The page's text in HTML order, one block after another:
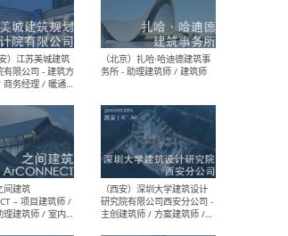
设计实习生 / 建筑设计师
（应届）/ 建筑设计师（方案
设计）/ 建筑设计师（施工
图）/ 结构设计师 / 给排水设
计师